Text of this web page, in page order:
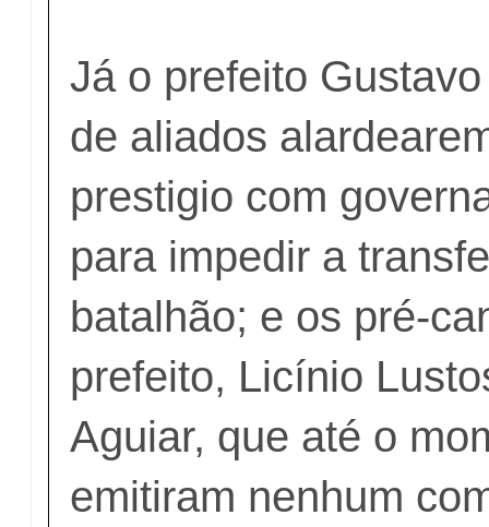
Já o prefeito
de aliados
prestigio com
para impedir a
batalhão; e os pré-
prefeito, Licínio
Aguiar, que até o
emitiram nenhum